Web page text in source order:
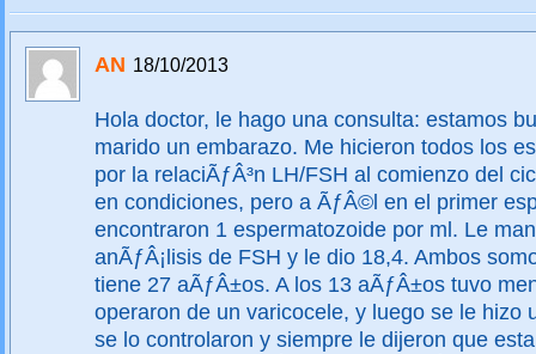
AN 18/10/2013
Hola doctor, le hago una consulta: estamos
marido un embarazo. Me hicieron todos los
por la relaciÃƒÂ³n LH/FSH al comienzo del
en condiciones, pero a ÃƒÂ©l en el primer
encontraron 1 espermatozoide por ml. Le
anÃƒÂ¡lisis de FSH y le dio 18,4. Ambos
tiene 27 aÃƒÂ±os. A los 13 aÃƒÂ±os tuvo
operaron de un varicocele, y luego se le hizo
se lo controlaron y siempre le dijeron que